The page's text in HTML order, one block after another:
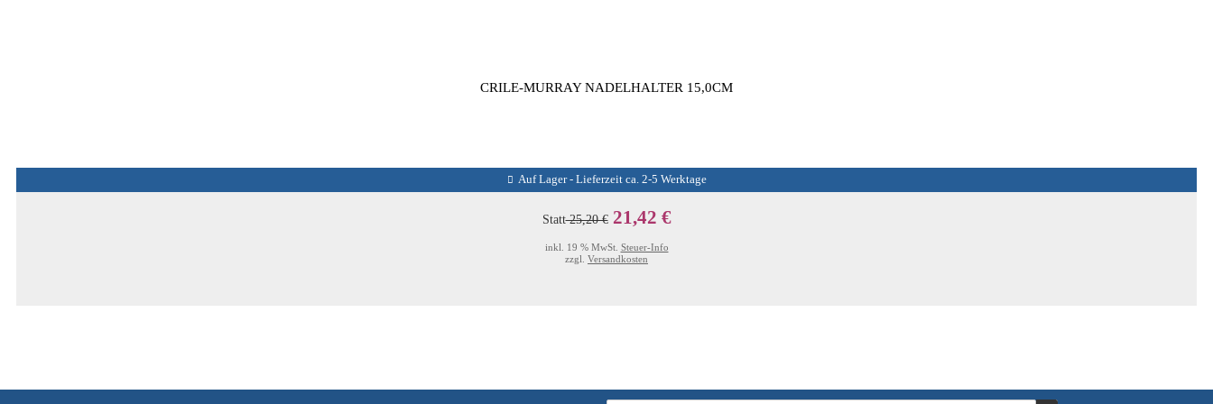
CRILE-MURRAY NADELHALTER 15,0CM
Auf Lager - Lieferzeit ca. 2-5 Werktage
Statt25,20 € 21,42 €
inkl. 19 % MwSt. Steuer-Info
zzgl. Versandkosten